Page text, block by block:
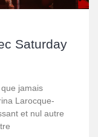
Saturday
jamais
Larocque-
et nul autre